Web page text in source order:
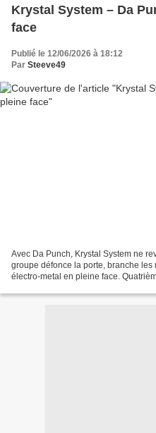
Krystal System – Da
face
Publié le 12/06/2026 à 18:12
Par Steeve49
Avec Da Punch, Krystal System ne
groupe défonce la porte, branche
électro-metal en pleine face.